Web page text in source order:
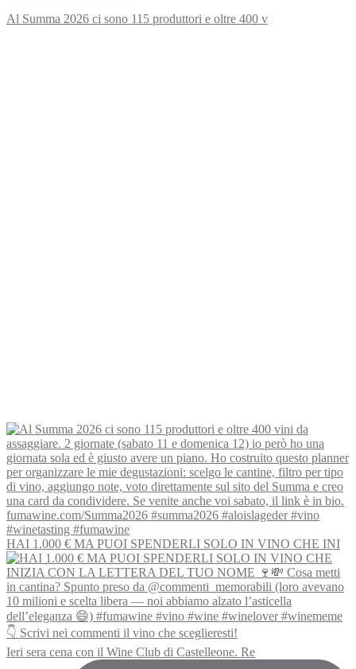
Al Summa 2026 ci sono 115 produttori e oltre 400 v
HAI 1.000 € MA PUOI SPENDERLI SOLO IN VINO CHE INI
Ieri sera cena con il Wine Club di Castelleone. Re